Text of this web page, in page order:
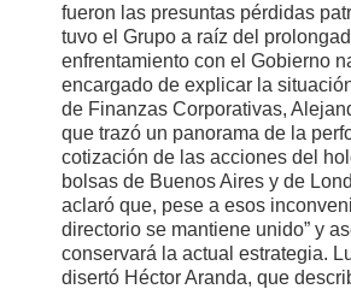
fueron las presuntas pérdidas
tuvo el Grupo a raíz del
enfrentamiento con el Gobierno
encargado de explicar la
de Finanzas Corporativas,
que trazó un panorama de la
cotización de las acciones del
bolsas de Buenos Aires y de
aclaró que, pese a esos
directorio se mantiene unido” y
conservará la actual estrategia.
disertó Héctor Aranda, que